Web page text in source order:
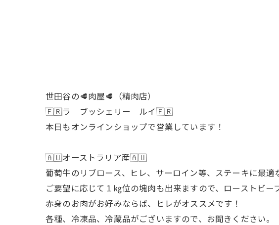
世田谷の🥩肉屋🥩（精肉店）
🇫🇷ラ ブッシェリー ルイ🇫🇷
本日もオンラインショップで営業しています！
🇦🇺オーストラリア産🇦🇺
葡萄牛のリブロース、ヒレ、サーロイン等、ステーキに最
ご要望に応じて１㎏位の塊肉も出来ますので、ローストビー
赤身のお肉がお好みならば、ヒレがオススメです！
各種、冷凍品、冷蔵品がございますので、お聞きください。